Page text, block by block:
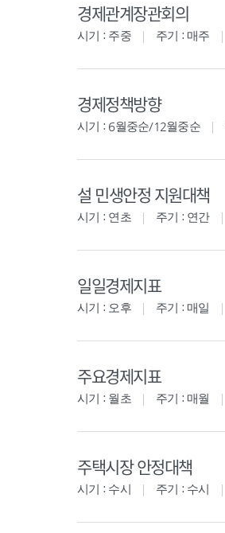
경제관계장관회의
시기 : 주중 주기 : 매주
경제정책방향
시기 : 6월중순/12월중순
설 민생안정 지원대책
시기 : 연초 주기 : 연간
일일경제지표
시기 : 오후 주기 : 매일
주요경제지표
시기 : 월초 주기 : 매월
주택시장 안정대책
시기 : 수시 주기 : 수시